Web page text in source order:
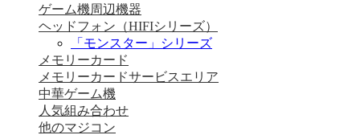
ゲーム機周辺機器
ヘッドフォン（HIFIシリーズ）
「モンスター」シリーズ
メモリーカード
メモリーカードサービスエリア
中華ゲーム機
人気組み合わせ
他のマジコン